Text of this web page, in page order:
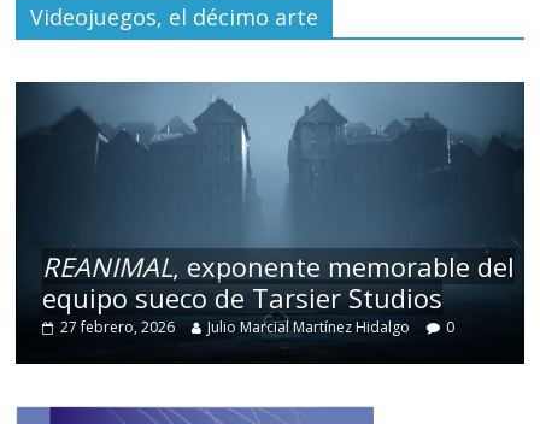
Videojuegos, el décimo arte
REANIMAL, exponente memorable del
equipo sueco de Tarsier Studios
27 febrero, 2026 Julio Marcial Martínez Hidalgo 0